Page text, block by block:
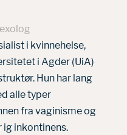
i kvinnehelse,
i Agder (UiA)
Hun har lang
alle typer
fra vaginisme og
inkontinens.